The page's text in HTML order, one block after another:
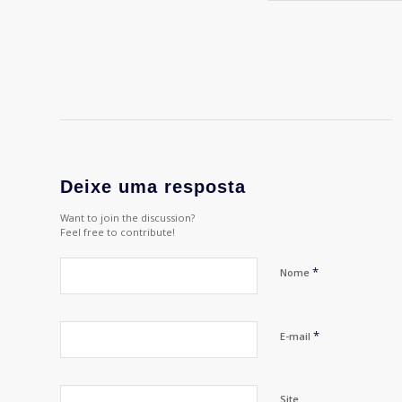
Deixe uma resposta
Want to join the discussion?
Feel free to contribute!
Nome *
E-mail *
Site